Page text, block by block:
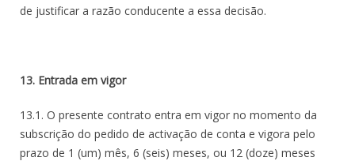
de justificar a razão conducente a essa decisão.
13. Entrada em vigor
13.1. O presente contrato entra em vigor no momento da
subscrição do pedido de activação de conta e vigora pelo
prazo de 1 (um) mês, 6 (seis) meses, ou 12 (doze) meses